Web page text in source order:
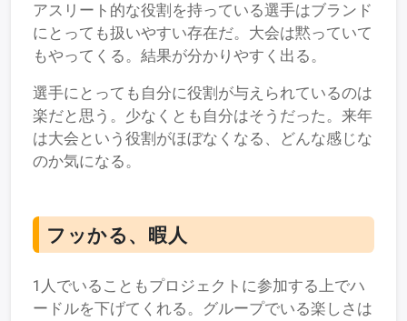
アスリート的な役割を持っている選手はブランド
にとっても扱いやすい存在だ。大会は黙っていて
もやってくる。結果が分かりやすく出る。
選手にとっても自分に役割が与えられているのは
楽だと思う。少なくとも自分はそうだった。来年
は大会という役割がほぼなくなる、どんな感じな
のか気になる。
フッかる、暇人
1人でいることもプロジェクトに参加する上でハ
ードルを下げてくれる。グループでいる楽しさは